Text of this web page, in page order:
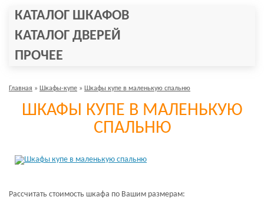
КАТАЛОГ ШКАФОВ
КАТАЛОГ ДВЕРЕЙ
ПРОЧЕЕ
Главная » Шкафы-купе » Шкафы купе в маленькую спальню
ШКАФЫ КУПЕ В МАЛЕНЬКУЮ
СПАЛЬНЮ
Рассчитать стоимость шкафа по Вашим размерам: